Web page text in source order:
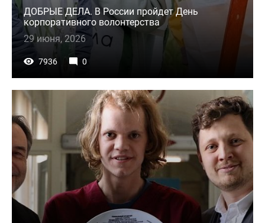
ДОБРЫЕ ДЕЛА. В России пройдет День
корпоративного волонтерства
29 июня, 2026
7936 0